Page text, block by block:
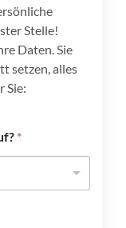
Stelle!
Daten. Sie
setzen, alles
Sie:
*